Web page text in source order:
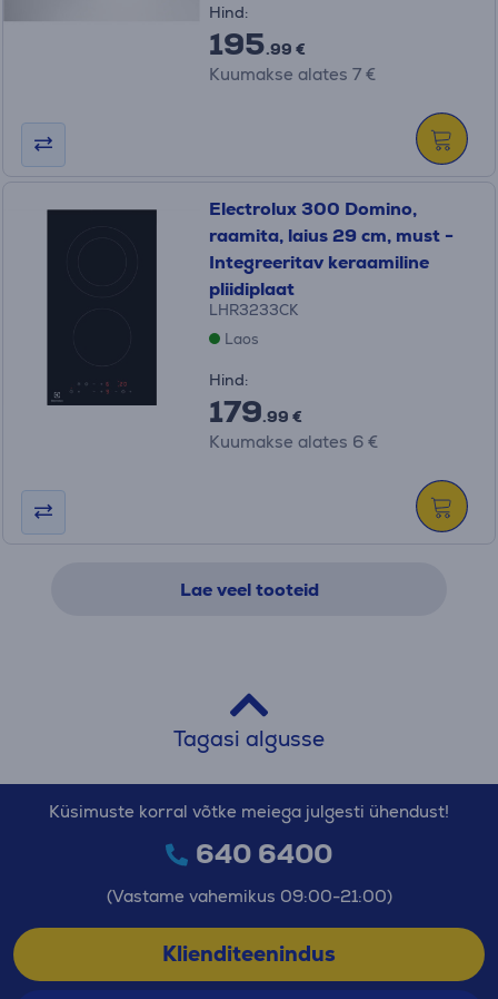
Hind:
195.99 €
Kuumakse alates 7 €
Electrolux 300 Domino,
raamita, laius 29 cm, must -
Integreeritav keraamiline
pliidiplaat
LHR3233CK
Laos
Hind:
179.99 €
Kuumakse alates 6 €
Lae veel tooteid
Tagasi algusse
Küsimuste korral võtke meiega julgesti ühendust!
640 6400
(Vastame vahemikus 09:00-21:00)
Klienditeenindus